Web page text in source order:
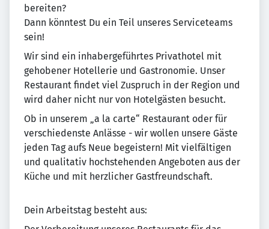
bereiten?
Dann könntest Du ein Teil unseres Serviceteams
sein!
Wir sind ein inhabergeführtes Privathotel mit
gehobener Hotellerie und Gastronomie. Unser
Restaurant findet viel Zuspruch in der Region und
wird daher nicht nur von Hotelgästen besucht.
Ob in unserem „a la carte“ Restaurant oder für
verschiedenste Anlässe - wir wollen unsere Gäste
jeden Tag aufs Neue begeistern! Mit vielfältigen
und qualitativ hochstehenden Angeboten aus der
Küche und mit herzlicher Gastfreundschaft.
Dein Arbeitstag besteht aus: